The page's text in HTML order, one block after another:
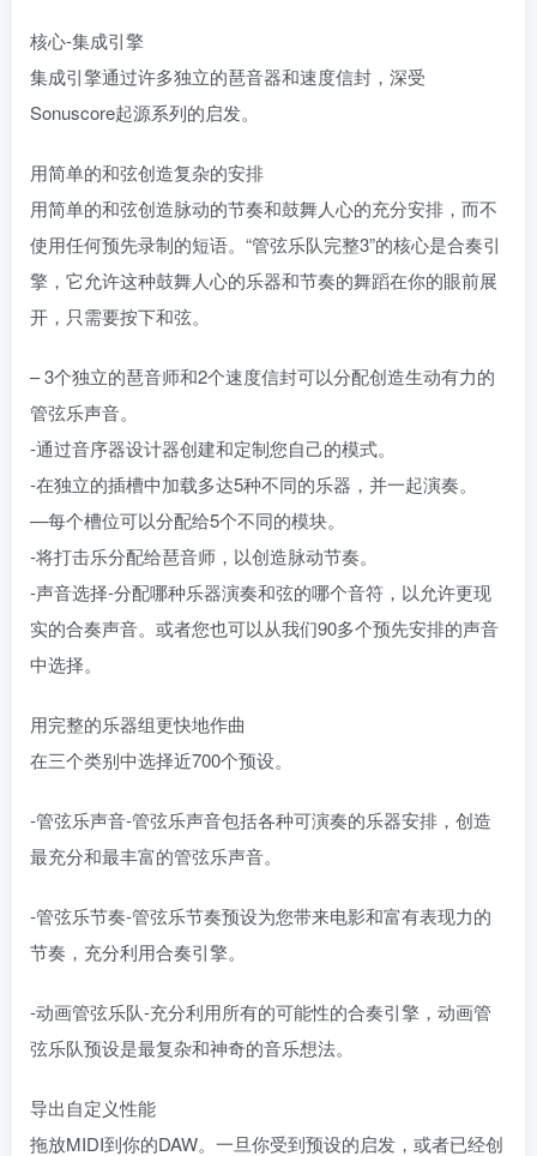
核心-集成引擎
集成引擎通过许多独立的琶音器和速度信封，深受
Sonuscore起源系列的启发。
用简单的和弦创造复杂的安排
用简单的和弦创造脉动的节奏和鼓舞人心的充分安排，而不
使用任何预先录制的短语。“管弦乐队完整3”的核心是合奏引
擎，它允许这种鼓舞人心的乐器和节奏的舞蹈在你的眼前展
开，只需要按下和弦。
– 3个独立的琶音师和2个速度信封可以分配创造生动有力的
管弦乐声音。
-通过音序器设计器创建和定制您自己的模式。
-在独立的插槽中加载多达5种不同的乐器，并一起演奏。
—每个槽位可以分配给5个不同的模块。
-将打击乐分配给琶音师，以创造脉动节奏。
-声音选择-分配哪种乐器演奏和弦的哪个音符，以允许更现
实的合奏声音。或者您也可以从我们90多个预先安排的声音
中选择。
用完整的乐器组更快地作曲
在三个类别中选择近700个预设。
-管弦乐声音-管弦乐声音包括各种可演奏的乐器安排，创造
最充分和最丰富的管弦乐声音。
-管弦乐节奏-管弦乐节奏预设为您带来电影和富有表现力的
节奏，充分利用合奏引擎。
-动画管弦乐队-充分利用所有的可能性的合奏引擎，动画管
弦乐队预设是最复杂和神奇的音乐想法。
导出自定义性能
拖放MIDI到你的DAW。一旦你受到预设的启发，或者已经创